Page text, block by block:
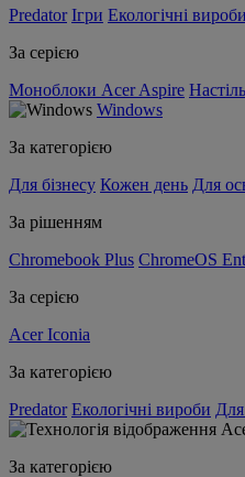
Predator Ігри Екологічні вироби
За серією
Моноблоки Acer Aspire
Windows
За категорією
Для бізнесу Кожен день Для
За рішенням
Chromebook Plus ChromeOS
За серією
Acer Iconia
За категорією
Predator Екологічні вироби
За категорією